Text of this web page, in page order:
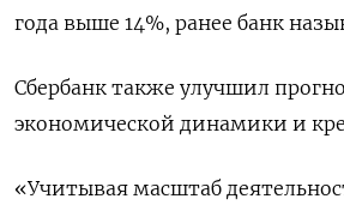
года выше 14%, ранее банк
Сбербанк также улучшил
экономической динамики и
«Учитывая масштаб